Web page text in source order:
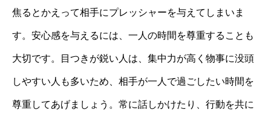
焦るとかえって相手にプレッシャーを与えてしまいま
す。安心感を与えるには、一人の時間を尊重することも
大切です。目つきが鋭い人は、集中力が高く物事に没頭
しやすい人も多いため、相手が一人で過ごしたい時間を
尊重してあげましょう。常に話しかけたり、行動を共に